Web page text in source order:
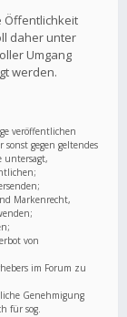
Öffentlichkeit
daher unter
Umgang
werden.
veröffentlichen
gegen geltendes
untersagt,
Markenrecht,
von
im Forum zu
Genehmigung
für sog.